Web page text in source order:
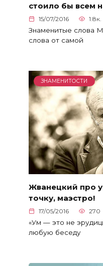
стоило бы всем
15/07/2016 1.8к.
Знаменитые слова
слова от самой
ЗНАМЕНИТОСТИ
Жванецкий про
точку, маэстро!
17/05/2016 270
«Ум — это не
любую беседу